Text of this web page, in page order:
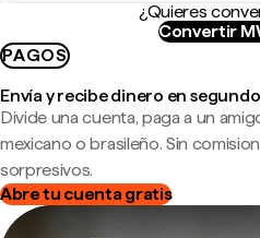
¿Quieres
Convertir
PAGOS
Envía y recibe dinero en
Divide una cuenta, paga a un
mexicano o brasileño. Sin
sorpresivos.
Abre tu cuenta gratis